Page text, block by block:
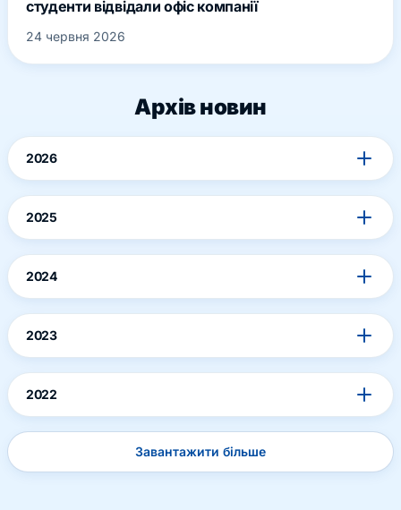
студенти відвідали офіс компанії
24 червня 2026
Архів новин
2026
2025
2024
2023
2022
Завантажити більше